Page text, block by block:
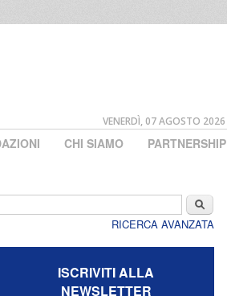
VENERDÌ, 07 AGOSTO 2026
CHI SIAMO PARTNERSHIP
Cerca
RICERCA AVANZATA
ISCRIVITI ALLA
NEWSLETTER